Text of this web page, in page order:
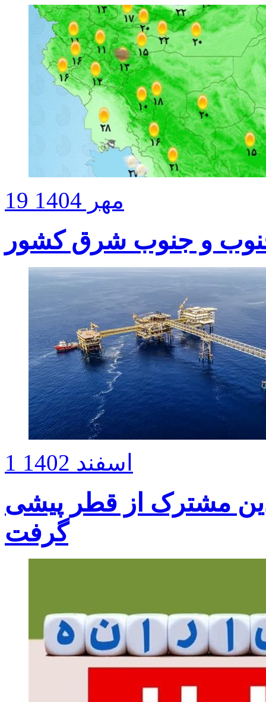
19 مهر 1404
و جنوب شرق کشور
1 اسفند 1402
مشترک از قطر پیشی
گرفت